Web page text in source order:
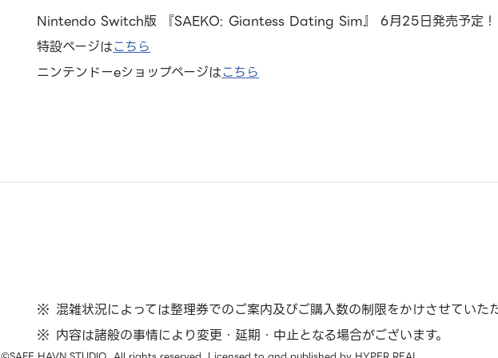
Nintendo Switch版 『SAEKO: Giantess Dating Sim』 6月25日発売予定！
特設ページはこちら
ニンテンドーeショップページはこちら
混雑状況によっては整理券でのご案内及びご購入数の制限をかけさせていた
内容は諸般の事情により変更・延期・中止となる場合がございます。